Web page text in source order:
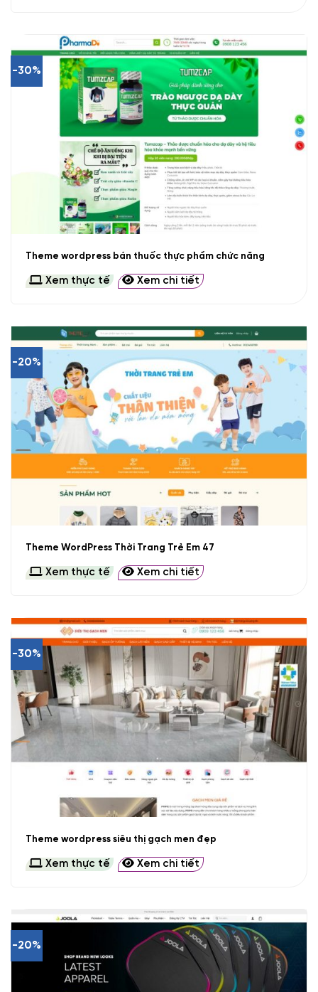
-30%
Theme wordpress bán thuốc thực phẩm chức năng
Xem thực tế Xem chi tiết
-20%
Theme WordPress Thời Trang Trẻ Em 47
Xem thực tế Xem chi tiết
-30%
Theme wordpress siêu thị gạch men đẹp
Xem thực tế Xem chi tiết
-20%